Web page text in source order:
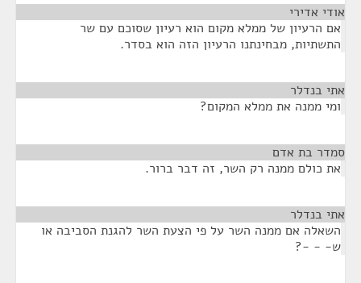
אודי אדירי
אם הרעיון של ממלא מקום הוא רעיון שסוכם עם שר
התשתיות, מבחינתנו הרעיון הזה הוא בסדר.
אתי בנדלר
ומי ממנה את ממלא המקום?
סמדר בת אדם
את כולם ממנה רק השר, זה דבר ברור.
אתי בנדלר
השאלה אם ממנה השר על פי הצעת השר להגנת הסביבה או
ש- - -?